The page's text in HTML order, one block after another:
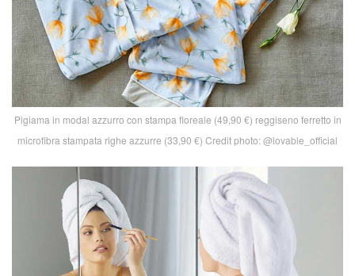
Pigiama in modal azzurro con stampa floreale (49,90 €) reggiseno ferretto in
microfibra stampata righe azzurre (33,90 €) Credit photo: @lovable_official